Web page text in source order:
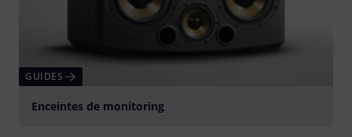
GUIDES
Enceintes de monitoring